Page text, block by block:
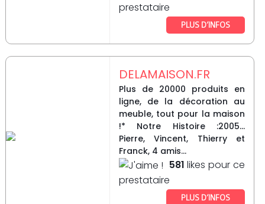
prestataire
PLUS D’INFOS
DELAMAISON.FR
Plus de 20000 produits en
ligne, de la décoration au
meuble, tout pour la maison
!* Notre Histoire :2005...
Pierre, Vincent, Thierry et
Franck, 4 amis...
581 likes pour ce
prestataire
PLUS D’INFOS